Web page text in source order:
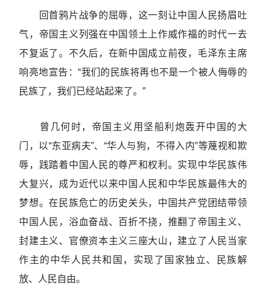
回首鸦片战争的屈辱，这一刻让中国人民扬眉吐
气，帝国主义列强在中国领土上作威作福的时代一去
不复返了。不久后，在新中国成立前夜，毛泽东主席
响亮地宣告：“我们的民族将再也不是一个被人侮辱的
民族了，我们已经站起来了。”
曾几何时，帝国主义用坚船利炮轰开中国的大
门，以“东亚病夫”、“华人与狗，不得入内”等蔑视和欺
辱，践踏着中国人民的尊严和权利。实现中华民族伟
大复兴，成为近代以来中国人民和中华民族最伟大的
梦想。在民族危亡的历史关头，中国共产党团结带领
中国人民，浴血奋战、百折不挠，推翻了帝国主义、
封建主义、官僚资本主义三座大山，建立了人民当家
作主的中华人民共和国，实现了国家独立、民族解
放、人民自由。